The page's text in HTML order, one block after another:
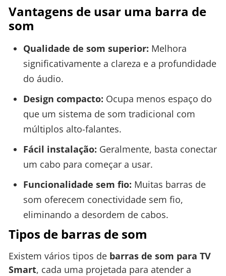
Vantagens de usar uma barra de
som
Qualidade de som superior: Melhora
significativamente a clareza e a profundidade
do áudio.
Design compacto: Ocupa menos espaço do
que um sistema de som tradicional com
múltiplos alto-falantes.
Fácil instalação: Geralmente, basta conectar
um cabo para começar a usar.
Funcionalidade sem fio: Muitas barras de
som oferecem conectividade sem fio,
eliminando a desordem de cabos.
Tipos de barras de som
Existem vários tipos de barras de som para TV
Smart, cada uma projetada para atender a